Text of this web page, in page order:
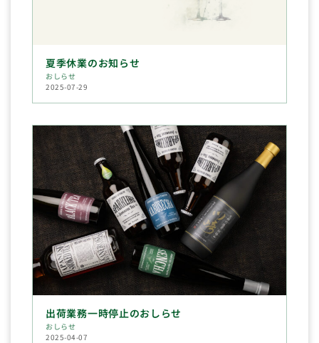
夏季休業のお知らせ
おしらせ
2025-07-29
出荷業務一時停止のおしらせ
おしらせ
2025-04-07